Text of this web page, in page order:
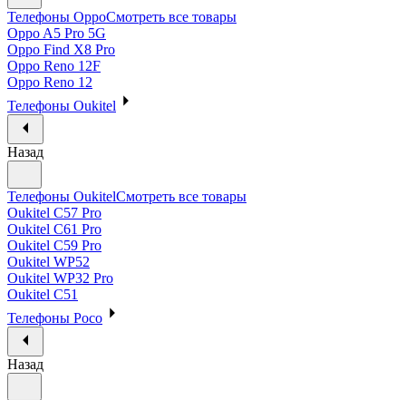
Телефоны OppoСмотреть все товары
Oppo A5 Pro 5G
Oppo Find X8 Pro
Oppo Reno 12F
Oppo Reno 12
Телефоны Oukitel
Назад
Телефоны OukitelСмотреть все товары
Oukitel C57 Pro
Oukitel C61 Pro
Oukitel C59 Pro
Oukitel WP52
Oukitel WP32 Pro
Oukitel C51
Телефоны Poco
Назад